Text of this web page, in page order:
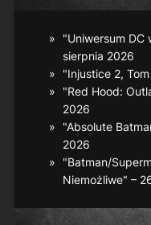
"Uniwersum DC
sierpnia 2026
"Injustice 2,
"Red Hood:
2026
"Absolute
2026
"Batman/
Niemożliwe" –